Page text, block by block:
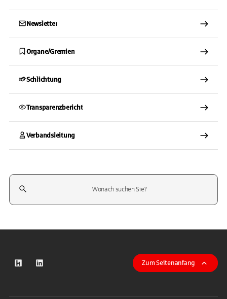
Newsletter
Organe/Gremien
Schlichtung
Transparenzbericht
Verbandsleitung
zum Kununu-Profil
zum LinkeIn-Profil
Zum Seitenanfang